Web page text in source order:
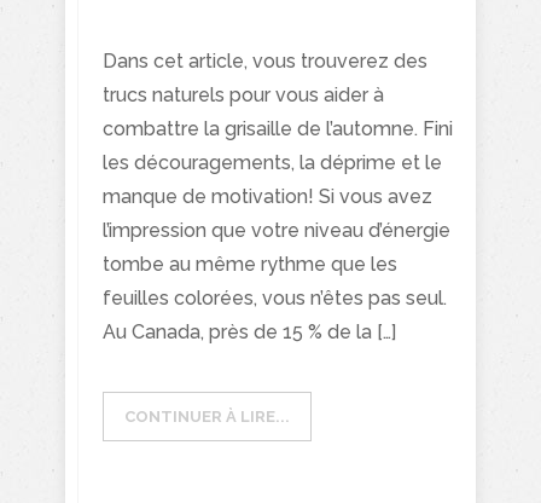
Dans cet article, vous trouverez des
trucs naturels pour vous aider à
combattre la grisaille de l’automne. Fini
les découragements, la déprime et le
manque de motivation! Si vous avez
l’impression que votre niveau d’énergie
tombe au même rythme que les
feuilles colorées, vous n’êtes pas seul.
Au Canada, près de 15 % de la […]
CONTINUER À LIRE...